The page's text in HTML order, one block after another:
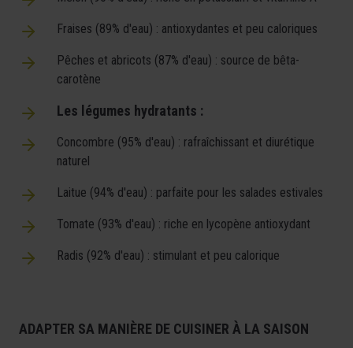
Fraises (89% d'eau) : antioxydantes et peu caloriques
Pêches et abricots (87% d'eau) : source de bêta-
carotène
Les légumes hydratants :
Concombre (95% d'eau) : rafraîchissant et diurétique
naturel
Laitue (94% d'eau) : parfaite pour les salades estivales
Tomate (93% d'eau) : riche en lycopène antioxydant
Radis (92% d'eau) : stimulant et peu calorique
ADAPTER SA MANIÈRE DE CUISINER À LA SAISON